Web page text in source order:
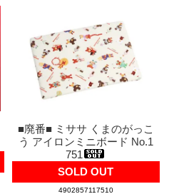
■廃番■ ミササ くまのがっこ
う アイロンミニボード No.1
751
SOLD OUT
4902857117510